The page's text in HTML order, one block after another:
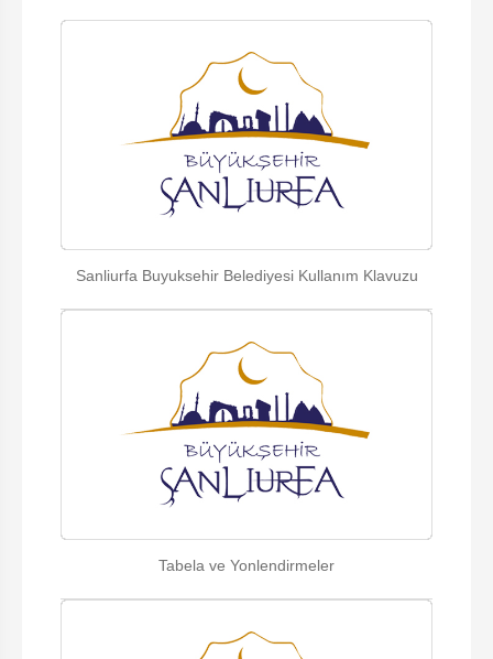
Sanliurfa Buyuksehir Belediyesi Kullanım Klavuzu
Tabela ve Yonlendirmeler